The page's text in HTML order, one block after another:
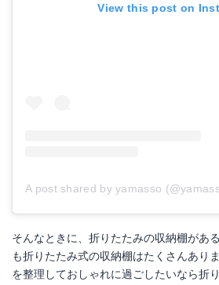
View this post on
A post shared by yamasso
そんなときに、折りたたみの収納棚があ
も折りたたみ式の収納棚はたくさんあり
を整理しておしゃれに過ごしたいなら折